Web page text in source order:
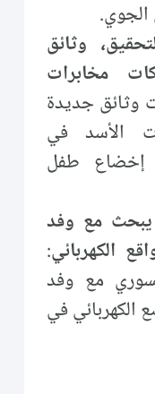
الجوي.
وثائق
مخابرات
وثائق جديدة
الأسد في
إخضاع طفل
يبحث مع وفد
الكهربائي:
مع وفد
في